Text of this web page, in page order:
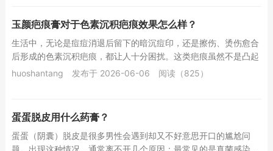
玉颜疤痕膏对于色素沉积疤痕效果怎么样？
生活中，无论是痘痘消退后留下的暗沉痘印，还是擦伤、烫伤愈合
后形成的色素沉积疤痕，都让人十分困扰。这类疤痕虽然不是凸起
或凹陷的形态，但那一片深浅不一的褐色或黑色印...
huoshantang 发布于 2026-06-06 阅读（825）
蛋蛋脱皮用什么药膏？
蛋蛋（阴囊）脱皮是很多男性会遇到却又不好意思开口的尴尬问
题。出现这种情况，通常离不开几个原因：最常见的是真菌感染，